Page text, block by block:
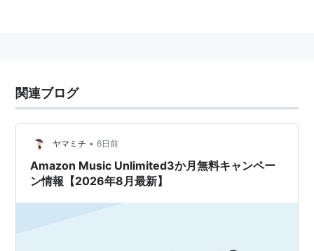
関連ブログ
ヤマミチ • 6日前
Amazon Music Unlimited3か月無料キャンペー
ン情報【2026年8月最新】